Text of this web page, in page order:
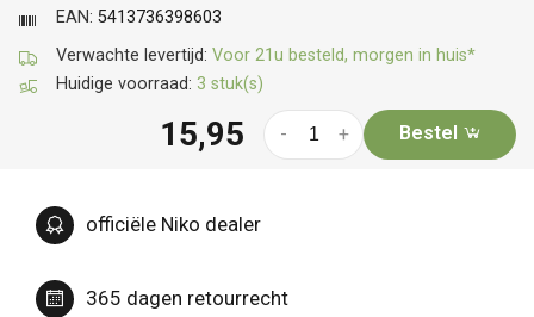
Verwachte levertijd: Voor 21u besteld, morgen in huis*
Huidige voorraad: 3 stuk(s)
EAN: 5413736398603
15,95 +
- Bestel
officiële Niko dealer
365 dagen retourrecht